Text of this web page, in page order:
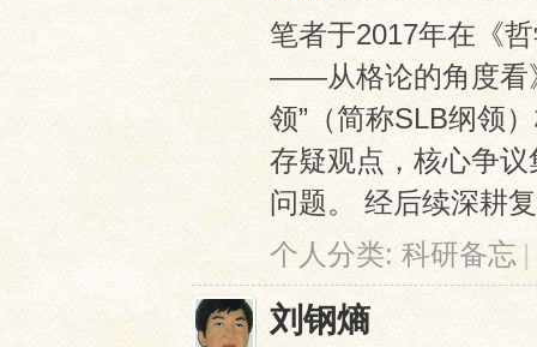
笔者于2017年在《
——从格论的角度看
领”（简称SLB纲领
存疑观点，核心争
问题。 经后续深耕
个人分类:科研备忘 |
刘钢熵